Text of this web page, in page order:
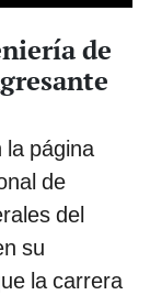
de
la página
de
del
su
la carrera